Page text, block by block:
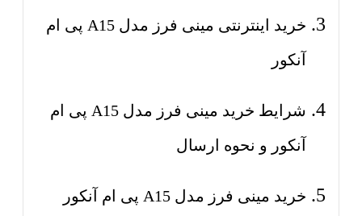
خرید اینترنتی مینی فرز مدل A15 پی ام
آنکور
شرایط خرید مینی فرز مدل A15 پی ام
آنکور و نحوه ارسال
خرید مینی فرز مدل A15 پی ام آنکور